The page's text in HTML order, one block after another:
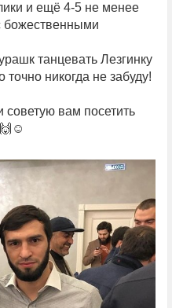
и ещё 4-5 не менее
божественными
танцевать Лезгинку
никогда не забуду!
советую вам посетить